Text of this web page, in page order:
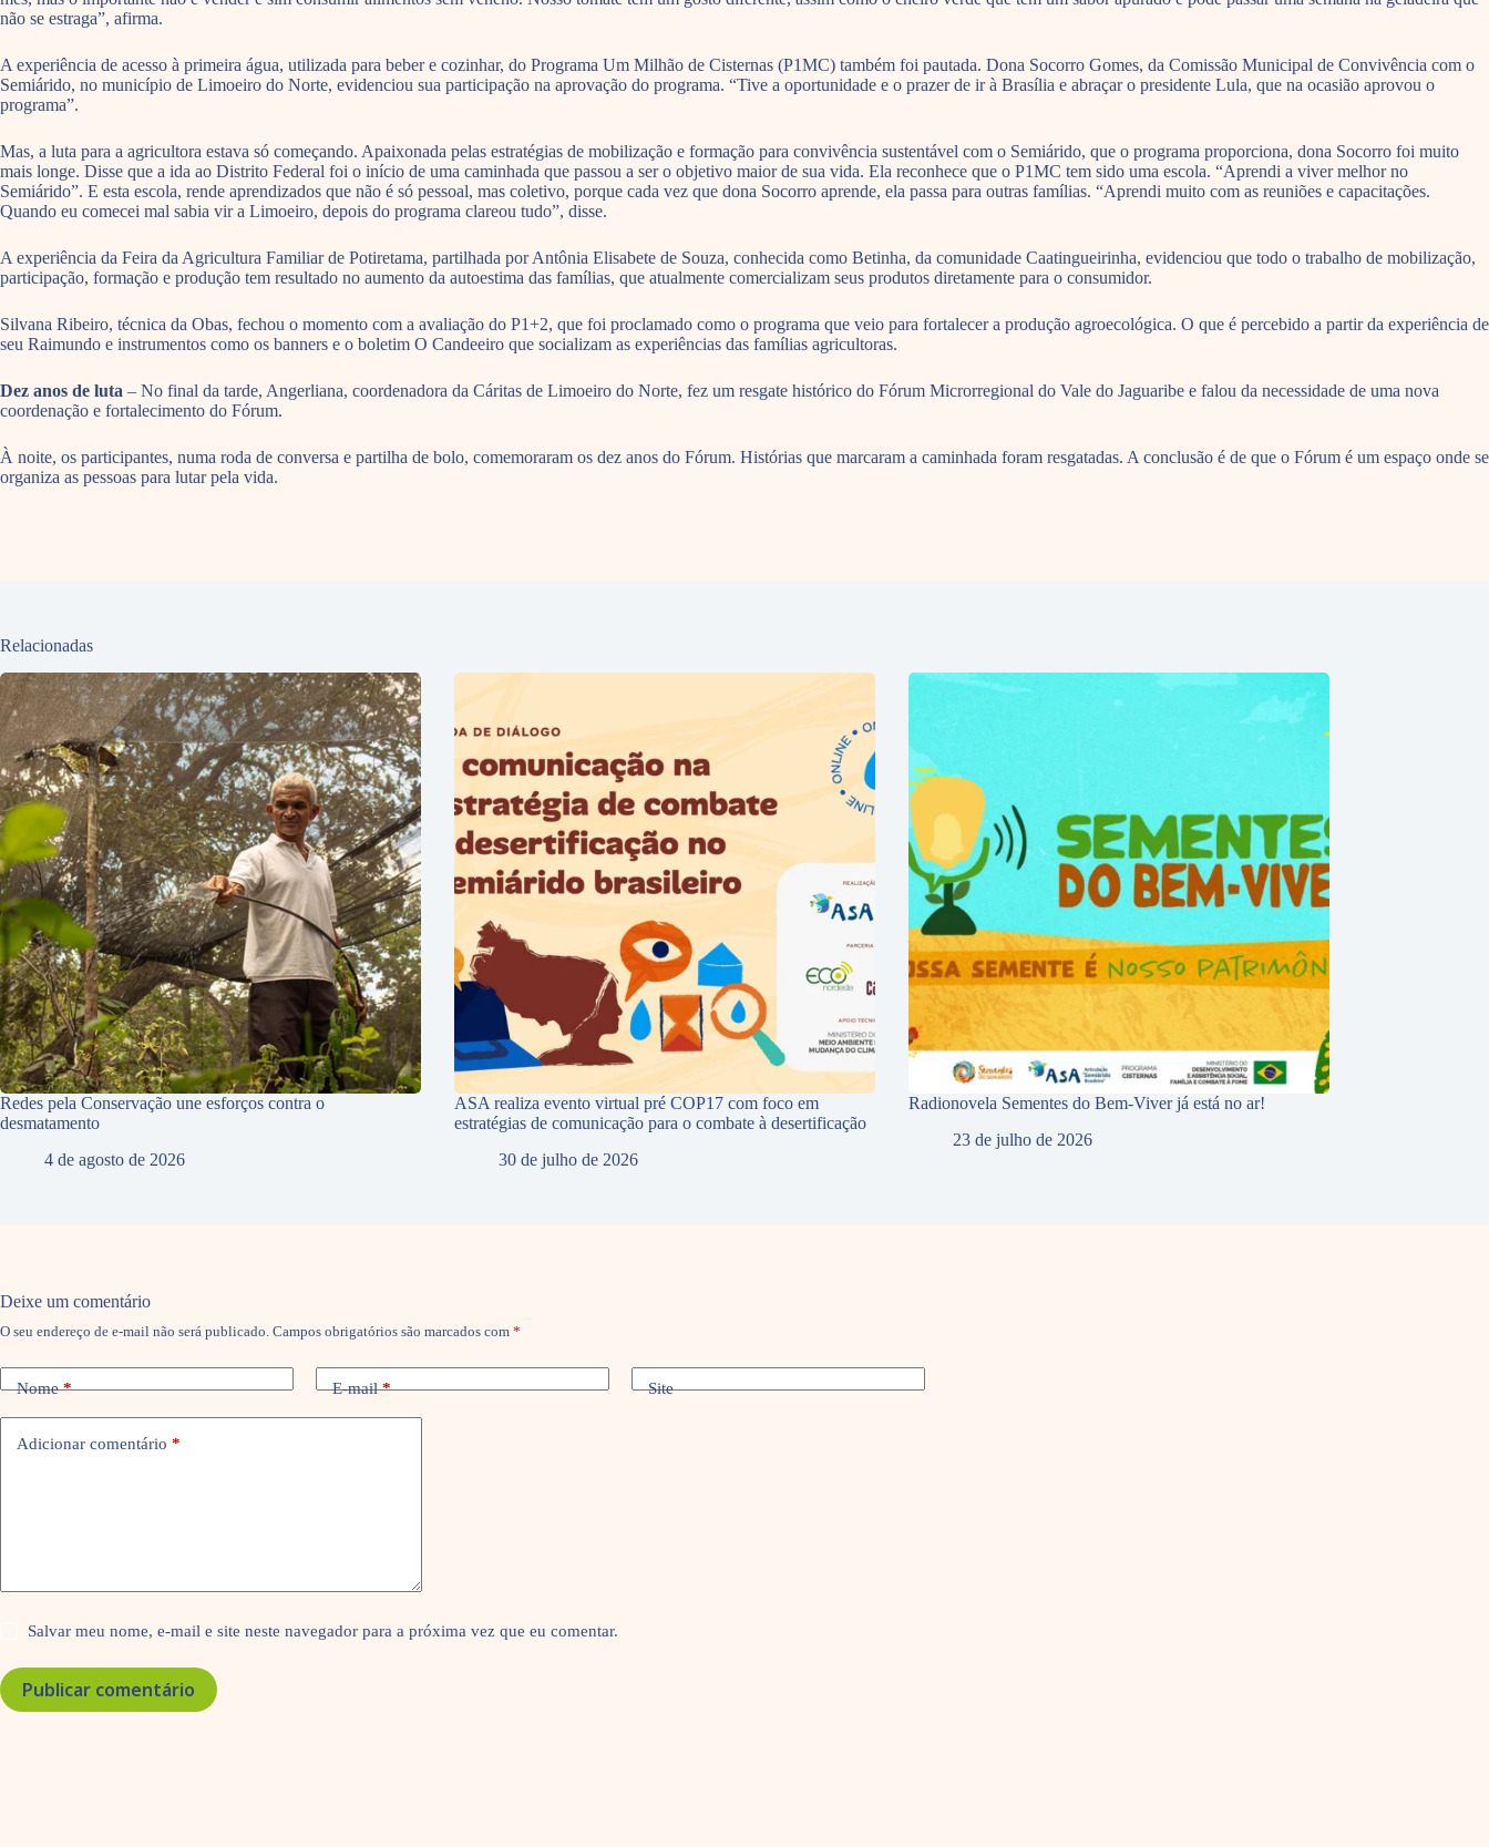
não se estraga”, afirma.
A experiência de acesso à primeira água, utilizada para beber e cozinhar, do Programa Um Milhão de Cisternas (P1MC) também foi pautada. Dona Socorro Gomes, da Comissão Municipal de Convivência com o
Semiárido, no município de Limoeiro do Norte, evidenciou sua participação na aprovação do programa. “Tive a oportunidade e o prazer de ir à Brasília e abraçar o presidente Lula, que na ocasião aprovou o
programa”.
Mas, a luta para a agricultora estava só começando. Apaixonada pelas estratégias de mobilização e formação para convivência sustentável com o Semiárido, que o programa proporciona, dona Socorro foi muito
mais longe. Disse que a ida ao Distrito Federal foi o início de uma caminhada que passou a ser o objetivo maior de sua vida. Ela reconhece que o P1MC tem sido uma escola. “Aprendi a viver melhor no
Semiárido”. E esta escola, rende aprendizados que não é só pessoal, mas coletivo, porque cada vez que dona Socorro aprende, ela passa para outras famílias. “Aprendi muito com as reuniões e capacitações.
Quando eu comecei mal sabia vir a Limoeiro, depois do programa clareou tudo”, disse.
A experiência da Feira da Agricultura Familiar de Potiretama, partilhada por Antônia Elisabete de Souza, conhecida como Betinha, da comunidade Caatingueirinha, evidenciou que todo o trabalho de mobilização,
participação, formação e produção tem resultado no aumento da autoestima das famílias, que atualmente comercializam seus produtos diretamente para o consumidor.
Silvana Ribeiro, técnica da Obas, fechou o momento com a avaliação do P1+2, que foi proclamado como o programa que veio para fortalecer a produção agroecológica. O que é percebido a partir da experiência de
seu Raimundo e instrumentos como os banners e o boletim O Candeeiro que socializam as experiências das famílias agricultoras.
Dez anos de luta – No final da tarde, Angerliana, coordenadora da Cáritas de Limoeiro do Norte, fez um resgate histórico do Fórum Microrregional do Vale do Jaguaribe e falou da necessidade de uma nova
coordenação e fortalecimento do Fórum.
À noite, os participantes, numa roda de conversa e partilha de bolo, comemoraram os dez anos do Fórum. Histórias que marcaram a caminhada foram resgatadas. A conclusão é de que o Fórum é um espaço onde se
organiza as pessoas para lutar pela vida.
Relacionadas
Redes pela Conservação une esforços contra o
desmatamento
4 de agosto de 2026
ASA realiza evento virtual pré COP17 com foco em
estratégias de comunicação para o combate à desertificação
30 de julho de 2026
Radionovela Sementes do Bem-Viver já está no ar!
23 de julho de 2026
Deixe um comentário
O seu endereço de e-mail não será publicado. Campos obrigatórios são marcados com *
Nome* E-mail* Site
Adicionar comentário *
Salvar meu nome, e-mail e site neste navegador para a próxima vez que eu comentar.
Publicar comentário